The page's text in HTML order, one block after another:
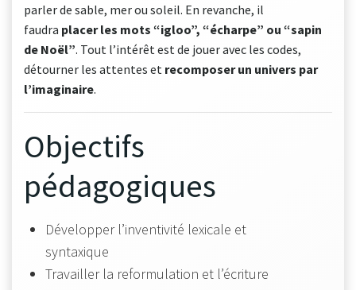
parler de sable, mer ou soleil. En revanche, il
faudra placer les mots “igloo”, “écharpe” ou “sapin
de Noël”. Tout l’intérêt est de jouer avec les codes,
détourner les attentes et recomposer un univers par
l’imaginaire.
Objectifs
pédagogiques
Développer l’inventivité lexicale et
syntaxique
Travailler la reformulation et l’écriture